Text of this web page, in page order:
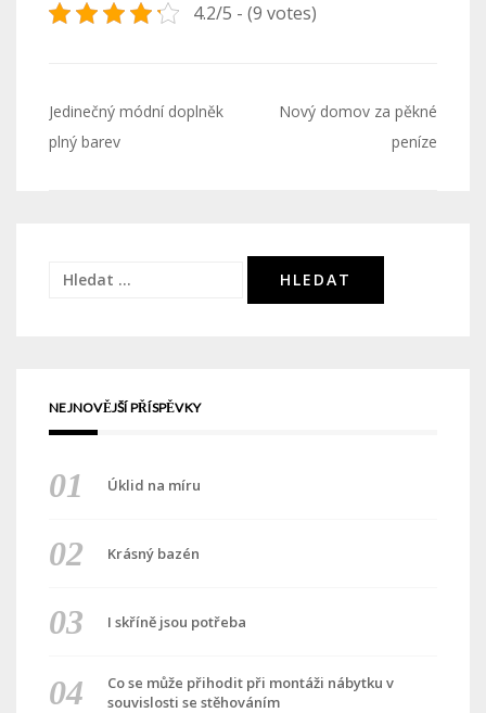
4.2/5 - (9 votes)
Navigace
pro
Jedinečný módní doplněk
plný barev
Nový domov za pěkné
peníze
Vyhledávání
NEJNOVĚJŠÍ PŘÍSPĚVKY
Úklid na míru
Krásný bazén
I skříně jsou potřeba
Co se může přihodit při montáži nábytku v
souvislosti se stěhováním